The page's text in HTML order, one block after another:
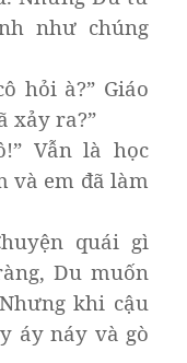
như chúng
hỏi à?” Giáo
xảy ra?”
Vẫn là học
và em đã làm
quái gì
Du muốn
khi cậu
áy náy và gò